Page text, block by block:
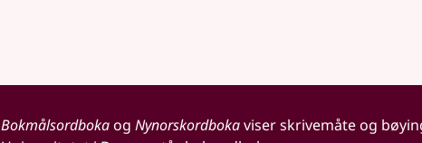
Bokmålsordbokaog Nynorskordbokaviser skrivemåte og